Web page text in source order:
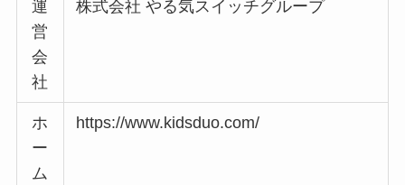
運
営
会
社
株式会社 やる気スイッチグループ
ホ
ー
ム
https://www.kidsduo.com/